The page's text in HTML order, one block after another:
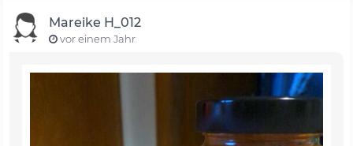
Mareike H_012
vor einem Jahr